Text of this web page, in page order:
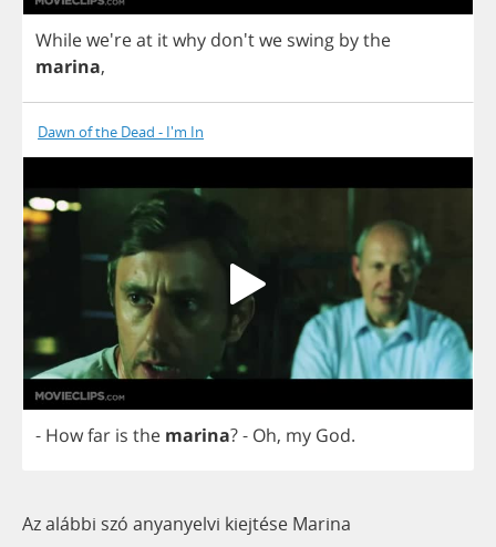
Whilewe'reat itwhy don'twe swing bythe
marina,
Dawn of the Dead - I'm In
- Howfar is the marina?- Oh, my God.
Az alábbi szó anyanyelvi kiejtése Marina